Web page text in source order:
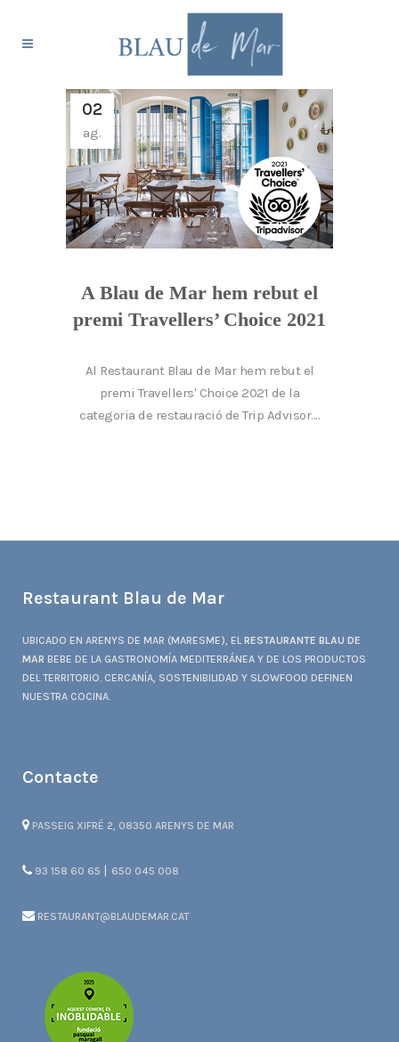
02
ag.
A Blau de Mar hem rebut el
premi Travellers’ Choice 2021
Al Restaurant Blau de Mar hem rebut el
premi Travellers' Choice 2021 de la
categoria de restauració de Trip Advisor....
Restaurant Blau de Mar
UBICADO EN ARENYS DE MAR (MARESME), ELRESTAURANTE BLAU DE
MAR BEBE DE LA GASTRONOMÍA MEDITERRÁNEA Y DE LOS PRODUCTOS
DEL TERRITORIO. CERCANÍA, SOSTENIBILIDAD Y SLOWFOOD DEFINEN
NUESTRA COCINA.
Contacte
PASSEIG XIFRÉ 2, 08350 ARENYS DE MAR
93 158 60 65 | 650 045 008
RESTAURANT@BLAUDEMAR.CAT